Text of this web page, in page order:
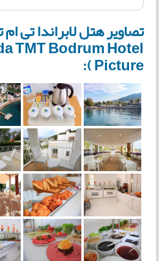
تصاویر هتل لابراندا تی
TMT Bodrum Hotel
Picture ):